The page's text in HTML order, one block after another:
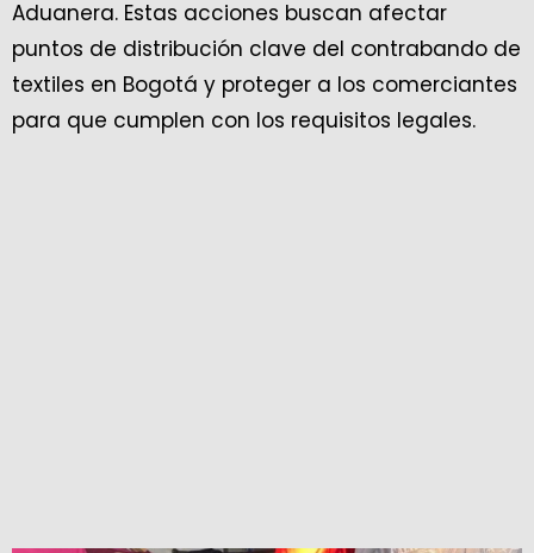
Aduanera. Estas acciones buscan afectar
puntos de distribución clave del contrabando de
textiles en Bogotá y proteger a los comerciantes
para que cumplen con los requisitos legales.